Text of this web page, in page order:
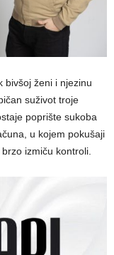
bivšoj ženi i njezinu
suživot troje
poprište sukoba
u kojem pokušaji
izmiču kontroli.